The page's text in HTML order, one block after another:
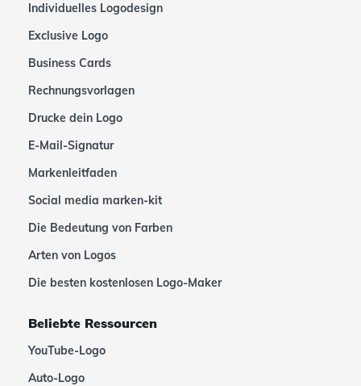
Individuelles Logodesign
Exclusive Logo
Business Cards
Rechnungsvorlagen
Drucke dein Logo
E-Mail-Signatur
Markenleitfaden
Social media marken-kit
Die Bedeutung von Farben
Arten von Logos
Die besten kostenlosen Logo-Maker
Beliebte Ressourcen
YouTube-Logo
Auto-Logo